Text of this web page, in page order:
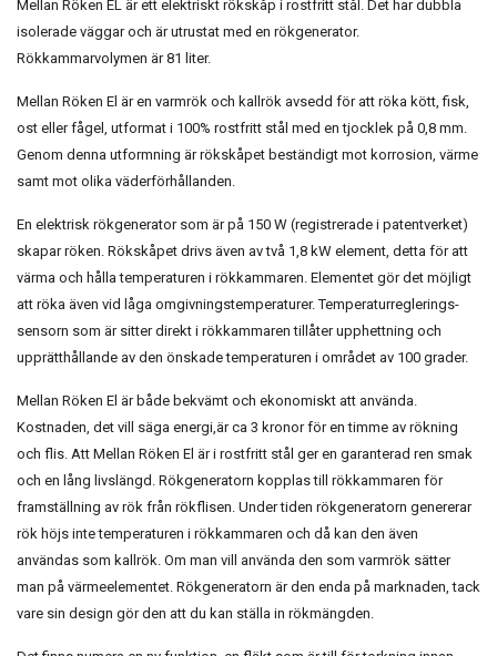
Mellan Röken EL är ett elektriskt rökskåp i rostfritt stål. Det har dubbla
isolerade väggar och är utrustat med en rökgenerator.
Rökkammarvolymen är 81 liter.
Mellan Röken El är en varmrök och kallrök avsedd för att röka kött, fisk,
ost eller fågel, utformat i 100% rostfritt stål med en tjocklek på 0,8 mm.
Genom denna utformning är rökskåpet beständigt mot korrosion, värme
samt mot olika väderförhållanden.
En elektrisk rökgenerator som är på 150 W (registrerade i patentverket)
skapar röken. Rökskåpet drivs även av två 1,8 kW element, detta för att
värma och hålla temperaturen i rökkammaren. Elementet gör det möjligt
att röka även vid låga omgivningstemperaturer. Temperaturreglerings-
sensorn som är sitter direkt i rökkammaren tillåter upphettning och
upprätthållande av den önskade temperaturen i området av 100 grader.
Mellan Röken El är både bekvämt och ekonomiskt att använda.
Kostnaden, det vill säga energi,är ca 3 kronor för en timme av rökning
och flis. Att Mellan Röken El är i rostfritt stål ger en garanterad ren smak
och en lång livslängd. Rökgeneratorn kopplas till rökkammaren för
framställning av rök från rökflisen. Under tiden rökgeneratorn genererar
rök höjs inte temperaturen i rökkammaren och då kan den även
användas som kallrök. Om man vill använda den som varmrök sätter
man på värmeelementet. Rökgeneratorn är den enda på marknaden, tack
vare sin design gör den att du kan ställa in rökmängden.